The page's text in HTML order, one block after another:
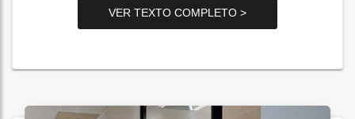
VER TEXTO COMPLETO >